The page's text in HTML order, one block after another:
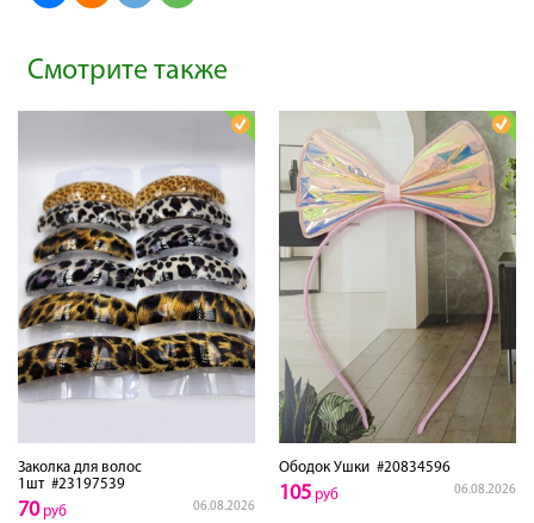
Смотрите также
Заколка для волос
1шт#23197539
06.08.2026
70руб
Ободок Ушки #20834596
06.08.2026
105 руб